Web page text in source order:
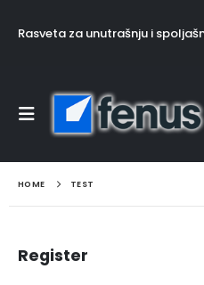
Rasveta za unutrašnju i
HOME TEST
Register